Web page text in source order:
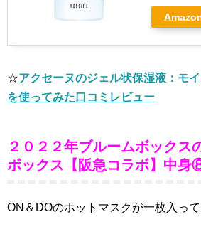
☆アクセーヌのジェル状保湿液：モ
を使ってみた口コミレビュー
２０２２年ブルームボックス
ボックス【阪急コラボ】中身
ON＆DOのホットマスクが一枚入って